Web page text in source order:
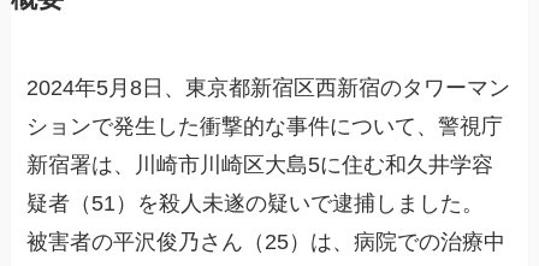
2024年5月8日、東京都新宿区西新宿のタワーマン
ションで発生した衝撃的な事件について、警視庁
新宿署は、川崎市川崎区大島5に住む和久井学容
疑者（51）を殺人未遂の疑いで逮捕しました。
被害者の平沢俊乃さん（25）は、病院での治療中